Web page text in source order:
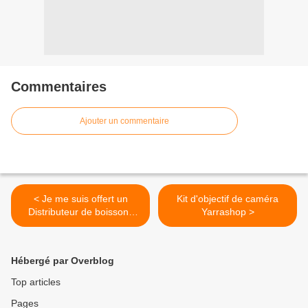
Commentaires
Ajouter un commentaire
< Je me suis offert un
Distributeur de boissons
verre grâce à gifi.
Kit d'objectif de caméra
Yarrashop >
Hébergé par Overblog
Top articles
Pages